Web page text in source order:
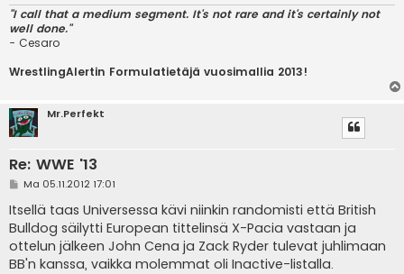
"I call that a medium segment. It's not rare and it's certainly not
well done."
- Cesaro
WrestlingAlertin Formulatietäjä vuosimallia 2013!
Mr.Perfekt
Re: WWE '13
V
e
s
t
i
Ma 05.11.2012 17:01
Itsellä taas Universessa kävi niinkin randomisti että British
Bulldog säilytti European tittelinsä X-Pacia vastaan ja
ottelun jälkeen John Cena ja Zack Ryder tulevat juhlimaan
BB'n kanssa, vaikka molemmat oli Inactive-listalla.